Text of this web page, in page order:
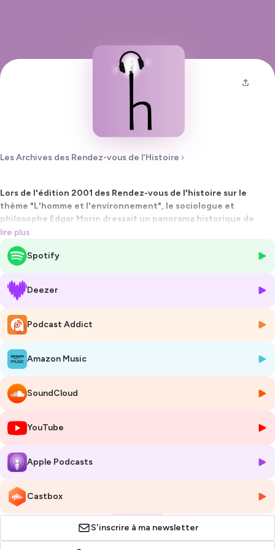
Les Archives des Rendez-vous de l'Histoire
Lors de l'édition 2001 des Rendez-vous de l'histoire sur le
thème "L'homme et l'environnement", le sociologue et
philosophe Edgar Morin dressait un panorama historique de
l'apparition de cet "agrégat de détritus cosmiques" qu'est la
planète Terre, avant d'examiner son peuplement progressif par
l'humanité, "partie intégrante et désintégrante de la
(00:00) Générique
Conférence inaugurale de l'édition 2001 des Rendez-vous de
l'histoire sur le thème "L'homme et l'environnement, quelle
histoire ?".
© Edgar Morin, 2001.
Voix du générique
Michelle Perrot (2002)
https://rdv-histoire.com/
pour plus d'informations.
lire plus
Spotify
Deezer
Podcast Addict
Amazon Music
SoundCloud
YouTube
Apple Podcasts
Castbox
S'inscrire à ma newsletter